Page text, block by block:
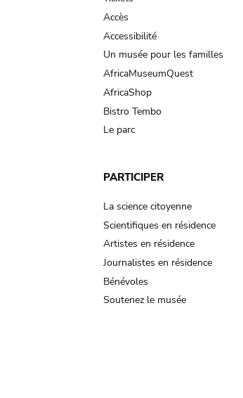
Accès
Accessibilité
Un musée pour les familles
AfricaMuseumQuest
AfricaShop
Bistro Tembo
Le parc
PARTICIPER
La science citoyenne
Scientifiques en résidence
Artistes en résidence
Journalistes en résidence
Bénévoles
Soutenez le musée